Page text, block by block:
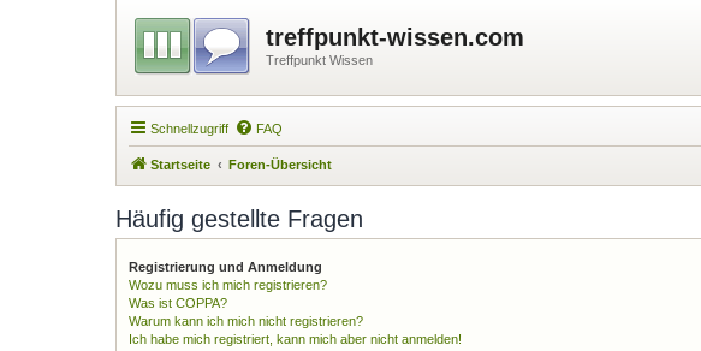
treffpunkt-wissen.com
Treffpunkt Wissen
Schnellzugriff FAQ
Startseite Foren-Übersicht
Häufig gestellte Fragen
Registrierung und Anmeldung
Wozu muss ich mich registrieren?
Was ist COPPA?
Warum kann ich mich nicht registrieren?
Ich habe mich registriert, kann mich aber nicht anmelden!